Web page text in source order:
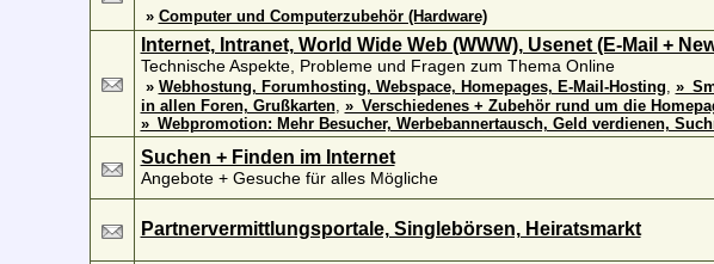
» Computer und Computerzubehör (Hardware)
Internet, Intranet, World Wide Web (WWW), Usenet (E-Mail +
Technische Aspekte, Probleme und Fragen zum Thema Online
» Webhostung, Forumhosting, Webspace, Homepages, E-Mail-Hosting,
in allen Foren, Grußkarten, »_Verschiedenes + Zubehör rund um die
»_Webpromotion: Mehr Besucher, Werbebannertausch, Geld verdienen,
Suchen + Finden im Internet
Angebote + Gesuche für alles Mögliche
Partnervermittlungsportale, Singlebörsen, Heiratsmarkt